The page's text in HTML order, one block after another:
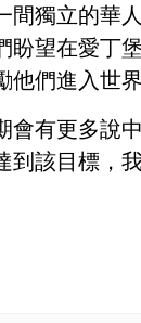
間獨立的華
盼望在愛丁
他們進入世
會有更多說
到該目標，